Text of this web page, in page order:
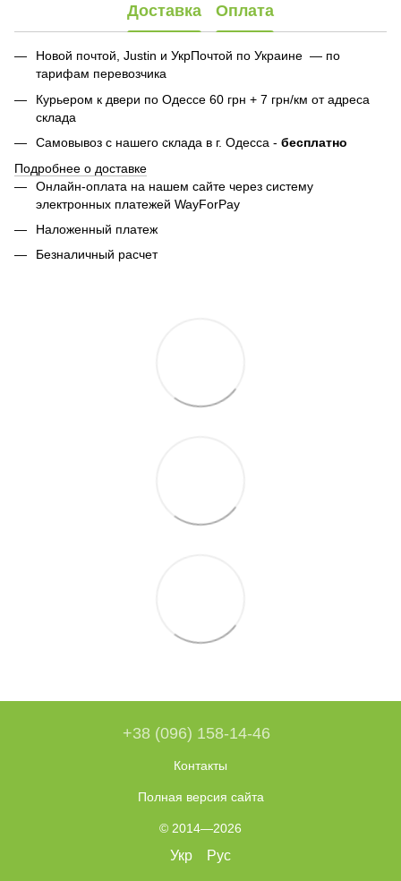
Доставка Оплата
Новой почтой, Justin и УкрПочтой по Украине — по
тарифам перевозчика
Курьером к двери по Одессе 60 грн + 7 грн/км от адреса
склада
Самовывоз с нашего склада в г. Одесса - бесплатно
Подробнее о доставке
Онлайн-оплата на нашем сайте через систему
электронных платежей WayForPay
Наложенный платеж
Безналичный расчет
+38 (096) 158-14-46
Контакты
Полная версия сайта
© 2014—2026
Укр Рус